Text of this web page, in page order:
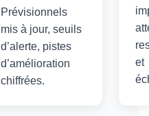
Prévisionnels
mis à jour, seuils
d’alerte, pistes
d’amélioration
chiffrées.
et